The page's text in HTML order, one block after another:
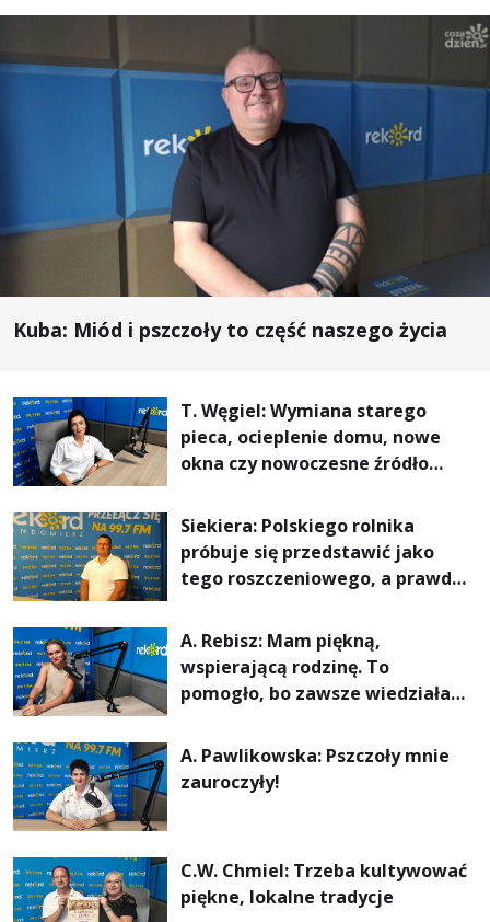
Kuba: Miód i pszczoły to część naszego życia
T. Węgiel: Wymiana starego
pieca, ocieplenie domu, nowe
okna czy nowoczesne źródło
rachunki za energię, lepszy
komfort życia i... czystsze
powietrze
Siekiera: Polskiego rolnika
próbuje się przedstawić jako
tego roszczeniowego, a prawda
A. Rebisz: Mam piękną,
wspierającą rodzinę. To
pomogło, bo zawsze wiedziałam,
najważniejsza
A. Pawlikowska: Pszczoły mnie
zauroczyły!
C.W. Chmiel: Trzeba kultywować
piękne, lokalne tradycje